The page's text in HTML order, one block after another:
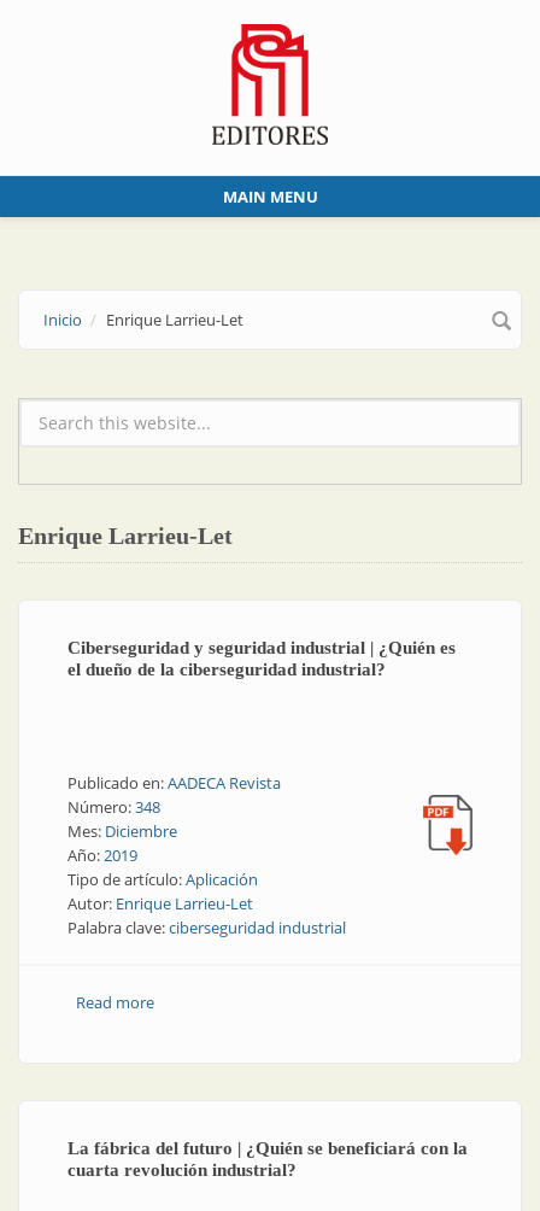
MAIN MENU
Inicio Enrique Larrieu-Let
Formulario de búsqueda
Enrique Larrieu-Let
Ciberseguridad y seguridad industrial | ¿Quién es
el dueño de la ciberseguridad industrial?
Publicado en:AADECA Revista
Número:348
Mes: Diciembre
Año:2019
Tipo de artículo:Aplicación
Autor: Enrique Larrieu-Let
Palabra clave:ciberseguridad industrial
Read moreabout Ciberseguridad y seguridad industrial | ¿Quién
La fábrica del futuro | ¿Quién se beneficiará con la
cuarta revolución industrial?